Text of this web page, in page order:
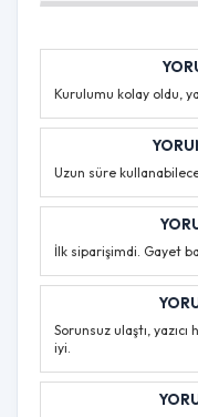
Kurulumu kolay oldu,
Uzun süre
İlk siparişimdi. Gayet
Sorunsuz ulaştı,
iyi.